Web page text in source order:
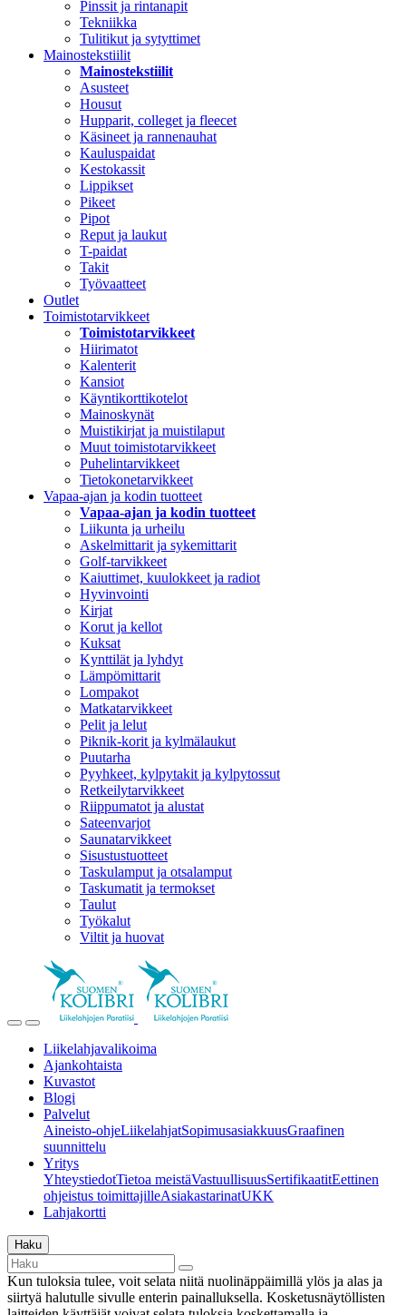
Pinssit ja rintanapit
Tekniikka
Tulitikut ja sytyttimet
Mainostekstiilit
Mainostekstiilit
Asusteet
Housut
Hupparit, colleget ja fleecet
Käsineet ja rannenauhat
Kauluspaidat
Kestokassit
Lippikset
Pikeet
Pipot
Reput ja laukut
T-paidat
Takit
Työvaatteet
Outlet
Toimistotarvikkeet
Toimistotarvikkeet
Hiirimatot
Kalenterit
Kansiot
Käyntikorttikotelot
Mainoskynät
Muistikirjat ja muistilaput
Muut toimistotarvikkeet
Puhelintarvikkeet
Tietokonetarvikkeet
Vapaa-ajan ja kodin tuotteet
Vapaa-ajan ja kodin tuotteet
Liikunta ja urheilu
Askelmittarit ja sykemittarit
Golf-tarvikkeet
Kaiuttimet, kuulokkeet ja radiot
Hyvinvointi
Kirjat
Korut ja kellot
Kuksat
Kynttilät ja lyhdyt
Lämpömittarit
Lompakot
Matkatarvikkeet
Pelit ja lelut
Piknik-korit ja kylmälaukut
Puutarha
Pyyhkeet, kylpytakit ja kylpytossut
Retkeilytarvikkeet
Riippumatot ja alustat
Sateenvarjot
Saunatarvikkeet
Sisustustuotteet
Taskulamput ja otsalamput
Taskumatit ja termokset
Taulut
Työkalut
Viltit ja huovat
Liikelahjavalikoima
Ajankohtaista
Kuvastot
Blogi
Palvelut
Aineisto-ohjeLiikelahjatSopimusasiakkuusGraafinen
suunnittelu
Yritys
YhteystiedotTietoa meistäVastuullisuusSertifikaatitEettinen
ohjeistus toimittajilleAsiakastarinatUKK
Lahjakortti
Haku
Kun tuloksia tulee, voit selata niitä nuolinäppäimillä ylös ja alas ja
siirtyä halutulle sivulle enterin painalluksella. Kosketusnäytöllisten